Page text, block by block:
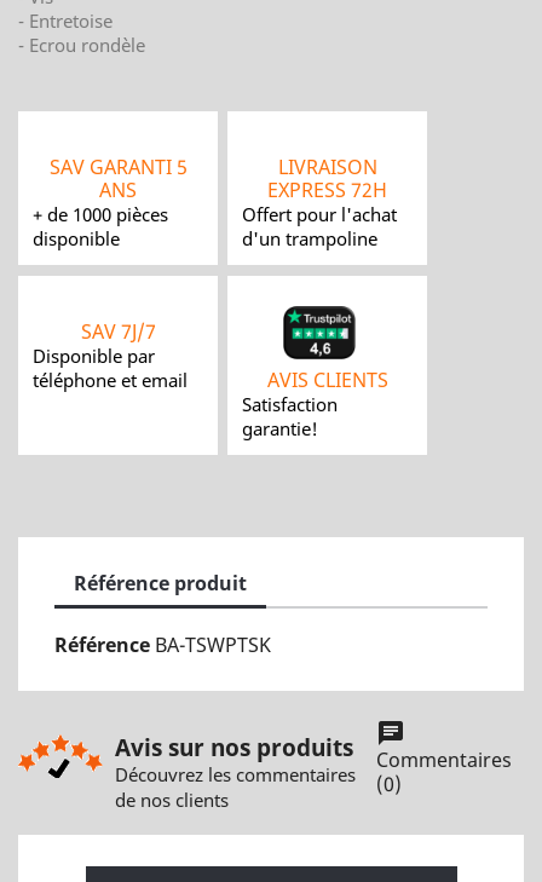
- Entretoise
- Ecrou rondèle
SAV GARANTI 5
ANS
+ de 1000 pièces
disponible
LIVRAISON
EXPRESS 72H
Offert pour l'achat
d'un trampoline
SAV 7J/7
Disponible par
téléphone et email
AVIS CLIENTS
Satisfaction
garantie!
Référence produit
Référence BA-TSWPTSK
Avis sur nos produits
Découvrez les commentaires
de nos clients
chat
Commentaires
(0)